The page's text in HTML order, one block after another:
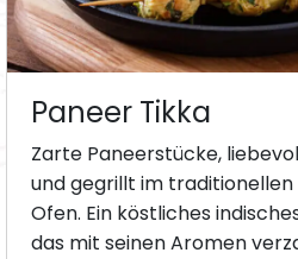
Paneer Tikka
Zarte Paneerstücke,
und gegrillt im
Ofen. Ein köstliches
das mit seinen Aromen